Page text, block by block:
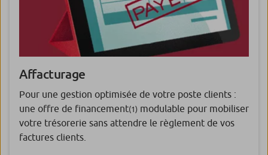
Affacturage
Pour une gestion optimisée de votre poste clients :
une offre de financement(1) modulable pour mobiliser
votre trésorerie sans attendre le règlement de vos
factures clients.